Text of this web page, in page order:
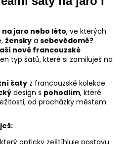
jaro nebo léto, ve kterých
, žensky a sebevědomě?
nové francouzské
typ šatů, které si zamiluješ na
šaty z francouzské kolekce
design s pohodlím, které
od procházky městem